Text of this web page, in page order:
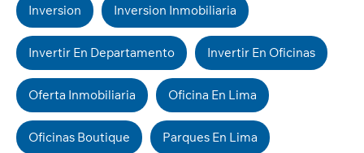
Inversion Inversion Inmobiliaria
Invertir En Departamento Invertir En Oficinas
Oferta Inmobiliaria Oficina En Lima
Oficinas Boutique Parques En Lima